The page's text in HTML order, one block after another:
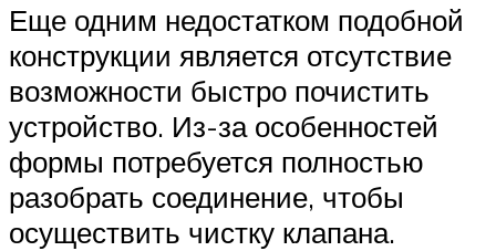
Еще одним недостатком подобной
конструкции является отсутствие
возможности быстро почистить
устройство. Из-за особенностей
формы потребуется полностью
разобрать соединение, чтобы
осуществить чистку клапана.